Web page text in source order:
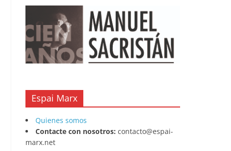
Espai Marx
Quienes somos
Contacte con nosotros: contacto@espai-
marx.net